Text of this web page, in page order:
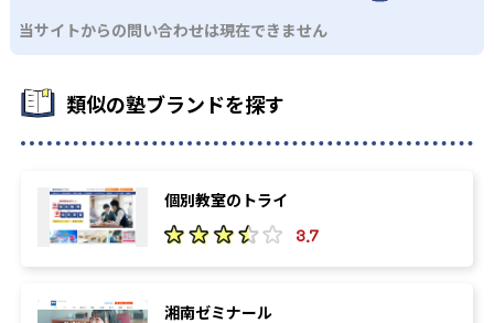
当サイトからの問い合わせは現在できません
類似の塾ブランドを探す
個別教室のトライ
3.7
湘南ゼミナール